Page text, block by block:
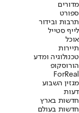
מדורים
ספורט
תרבות ובידור
לייף סטייל
אוכל
תיירות
טכנולוגיה ומדע
הורוסקופ
ForReal
מגזין השבוע
דעות
חדשות בארץ
חדשות בעולם